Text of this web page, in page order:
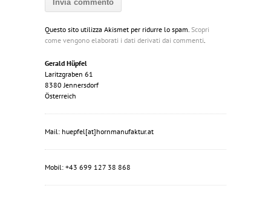
Questo sito utilizza Akismet per ridurre lo spam. Scopri
come vengono elaborati i dati derivati dai commenti.
Gerald Hüpfel
Laritzgraben 61
8380 Jennersdorf
Österreich
Mail: huepfel[at]hornmanufaktur.at
Mobil: +43 699 127 38 868